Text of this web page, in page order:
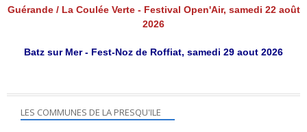
Guérande / La Coulée Verte - Festival Open'Air, samedi 22 août
2026
Batz sur Mer - Fest-Noz de Roffiat, samedi 29 aout 2026
LES COMMUNES DE LA PRESQU'ILE